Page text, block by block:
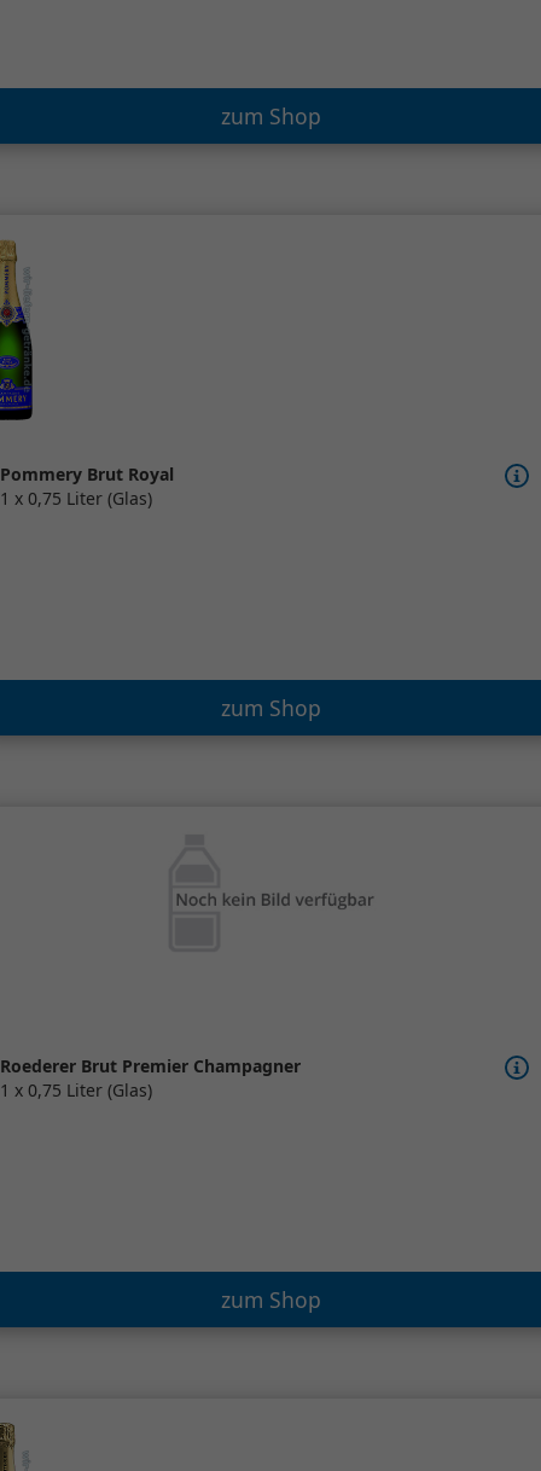
zum Shop
Pommery Brut Royal
1 x 0,75 Liter (Glas)
zum Shop
Roederer Brut Premier Champagner
1 x 0,75 Liter (Glas)
zum Shop